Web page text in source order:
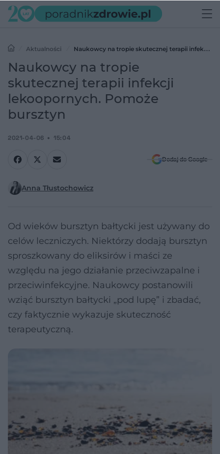
Aktualności
Naukowcy na tropie skutecznej terapii infekcji
lekoopornych. Pomoże bursztyn
Naukowcy na tropie
skutecznej terapii infekcji
lekoopornych. Pomoże
bursztyn
2021-04-06 15:04
Dodaj do Google
Anna Tłustochowicz
Od wieków bursztyn bałtycki jest używany do
celów leczniczych. Niektórzy dodają bursztyn
sproszkowany do eliksirów i maści ze
względu na jego działanie przeciwzapalne i
przeciwinfekcyjne. Naukowcy postanowili
wziąć bursztyn bałtycki „pod lupę” i zbadać,
czy faktycznie wykazuje skuteczność
terapeutyczną.